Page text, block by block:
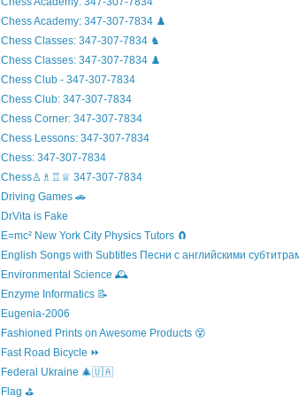
Chess Academy: 347-307-7834 ♟️
Chess Classes: 347-307-7834 ♞
Chess Classes: 347-307-7834 ♟️
Chess Club - 347-307-7834
Chess Club: 347-307-7834
Chess Corner: 347-307-7834
Chess Lessons: 347-307-7834
Chess: 347-307-7834
Chess♙♗♖♕ 347-307-7834
Driving Games 🚗
DrVita is Fake
E=mc² New York City Physics Tutors 🧲
English Songs with Subtitles Песни с английскими
Environmental Science 🕰️
Enzyme Informatics 📝
Eugenia-2006
Fashioned Prints on Awesome Products 😵
Fast Road Bicycle ⏩
Federal Ukraine 🎄🇺🇦
Flag ⛳